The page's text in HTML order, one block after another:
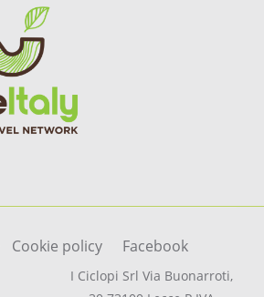
Cookie policy Facebook
I Ciclopi Srl Via Buonarroti,